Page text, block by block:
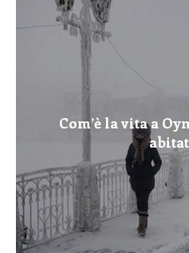
Com’è la vita a